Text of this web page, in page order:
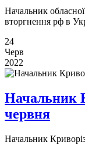
Начальник
вторгнення рф в
24
Черв
2022
Начальник
червня
Начальник